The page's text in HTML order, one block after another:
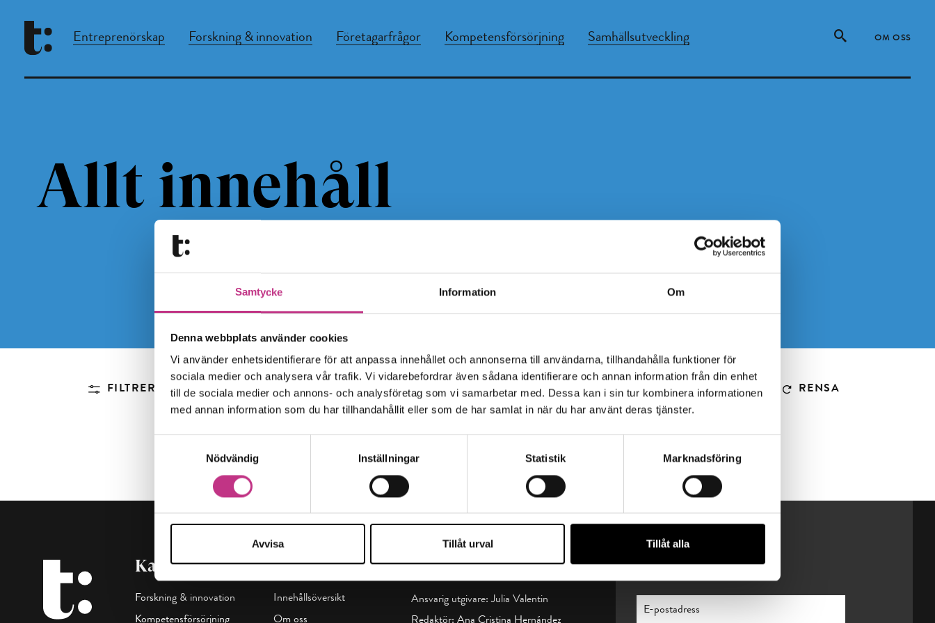
Samtycke Information Om
Denna webbplats använder cookies
Vi använder enhetsidentifierare för att anpassa innehållet och annonserna till användarna, tillhandahålla funktioner för
sociala medier och analysera vår trafik. Vi vidarebefordrar även sådana identifierare och annan information från din enhet
till de sociala medier och annons- och analysföretag som vi samarbetar med. Dessa kan i sin tur kombinera informationen
med annan information som du har tillhandahållit eller som de har samlat in när du har använt deras tjänster.
Nödvändig
Inställningar Statistik Marknadsföring
Avvisa Tillåt urval Tillåt alla
Entreprenörskap Forskning & innovation Företagarfrågor Kompetensförsörjning Samhällsutveckling OM OSS
Allt innehåll
FILTRERA RENSA
Kategorier
Forskning & innovation
Kompetensförsörjning
Magasin t:
Innehållsöversikt
Om oss
Kontakta oss
Ansvarig utgivare: Julia Valentin
Nyhetsbrev